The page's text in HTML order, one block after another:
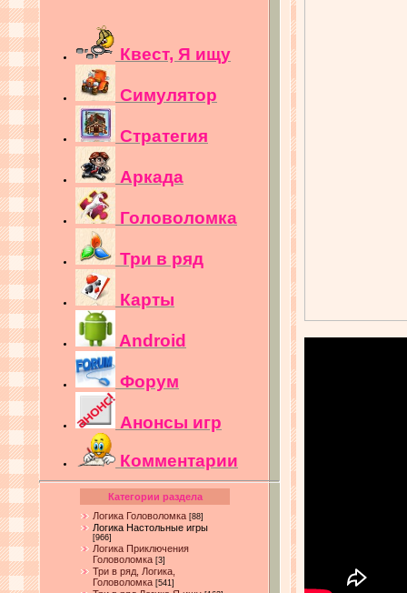
Квест, Я ищу
Симулятор
Стратегия
Аркада
Головоломка
Три в ряд
Карты
Android
Форум
Анонсы игр
Комментарии
Категории раздела
Логика Головоломка [88]
Логика Настольные игры
[966]
Логика Приключения
Головоломка [3]
Три в ряд, Логика,
Головоломка [541]